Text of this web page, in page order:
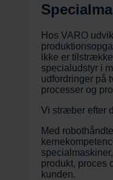
Hos VARO
ikke er
specialudstyr i
udfordringer på
processer og
Vi stræber efter
Med
produkt, proces
kunden.